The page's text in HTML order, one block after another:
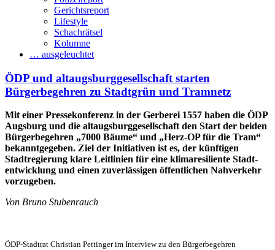
Gerichtsreport
Lifestyle
Schachrätsel
Kolumne
… ausgeleuchtet
ÖDP und altaugsburg­gesellschaft starten
Bürgerbegehren zu Stadtgrün und Tramnetz
Mit einer Pressekonferenz in der Gerberei 1557 haben die ÖDP
Augsburg und die altaugsburg­gesellschaft den Start der beiden
Bürger­begehren „7000 Bäume“ und „Herz-OP für die Tram“
bekanntgegeben. Ziel der Initiativen ist es, der künftigen
Stadtregierung klare Leitlinien für eine klima­resiliente Stadt­
entwicklung und einen zuver­lässigen öffentlichen Nahverkehr
vorzugeben.
Von Bruno Stubenrauch
ÖDP-Stadtrat Christian Pettinger im Interview zu den Bürgerbegehren